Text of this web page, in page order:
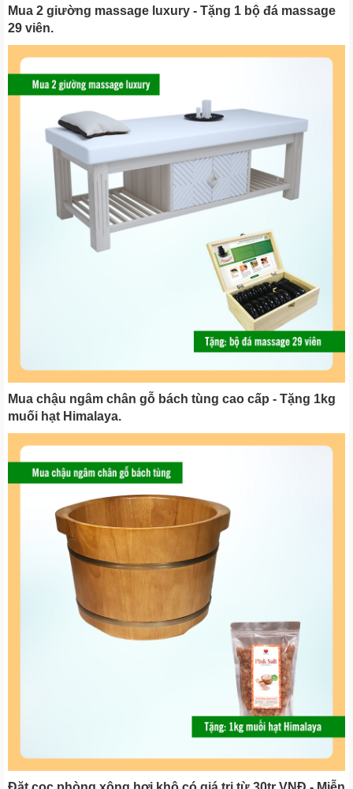
Mua 2 giường massage luxury - Tặng 1 bộ đá massage
29 viên.
Mua chậu ngâm chân gỗ bách tùng cao cấp - Tặng 1kg
muối hạt Himalaya.